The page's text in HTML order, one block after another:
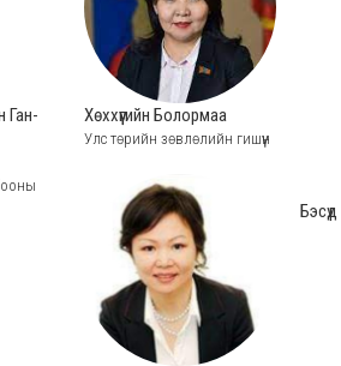
Ган-
Хөххүүгийн Болормаа
Улс төрийн зөвлөлийн гишүүн
Бэсүд